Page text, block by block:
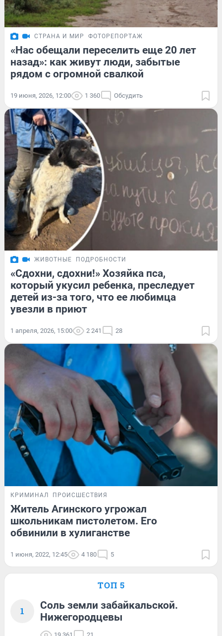
СТРАНА И МИР ФОТОРЕПОРТАЖ
«Нас обещали переселить еще 20 лет
назад»: как живут люди, забытые
рядом с огромной свалкой
19 июня, 2026, 12:00 1 360 Обсудить
ЖИВОТНЫЕ ПОДРОБНОСТИ
«Сдохни, сдохни!» Хозяйка пса,
который укусил ребенка, преследует
детей из-за того, что ее любимца
увезли в приют
1 апреля, 2026, 15:00 2 241 28
КРИМИНАЛ ПРОИСШЕСТВИЯ
Житель Агинского угрожал
школьникам пистолетом. Его
обвинили в хулиганстве
1 июня, 2022, 12:45 4 180 5
ТОП 5
1
Соль земли забайкальской.
Нижегородцевы